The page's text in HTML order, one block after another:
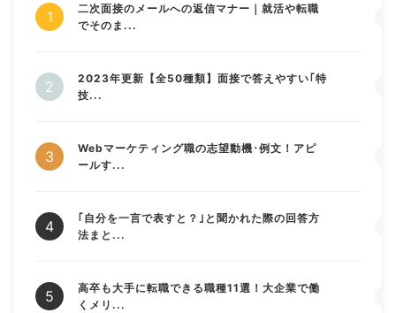
二次面接のメールへの返信マナー｜就活や転職
でそのま...
2023年更新【全50種類】面接で答えやすい｢特
技...
Webマーケティング職の志望動機･例文！アピ
ールす...
｢自分を一言で表すと？｣と聞かれた際の回答方
法まと...
高卒も大手に転職できる職種11選！大企業で働
くメリ...